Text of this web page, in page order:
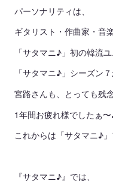
パーソナリティは、
ギタリスト・作曲家・音
「サタマニ♪」初の韓流
「サタマニ♪」シーズン
宮路さんも、とっても残
1年間お疲れ様でしたぁ
これからは「サタマニ♪
『サタマニ♪』では、